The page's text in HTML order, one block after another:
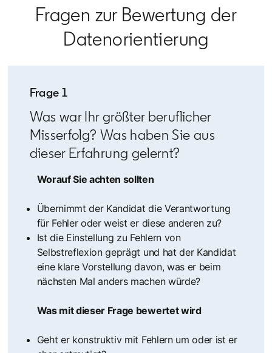
Fragen zur Bewertung der
Datenorientierung
Frage 1
Was war Ihr größter beruflicher
Misserfolg? Was haben Sie aus
dieser Erfahrung gelernt?
Worauf Sie achten sollten
Übernimmt der Kandidat die Verantwortung
für Fehler oder weist er diese anderen zu?
Ist die Einstellung zu Fehlern von
Selbstreflexion geprägt und hat der Kandidat
eine klare Vorstellung davon, was er beim
nächsten Mal anders machen würde?
Was mit dieser Frage bewertet wird
Geht er konstruktiv mit Fehlern um oder ist er